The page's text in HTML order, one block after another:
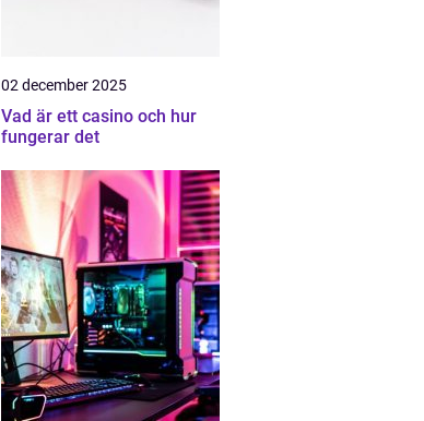
02 december 2025
Vad är ett casino och hur
fungerar det